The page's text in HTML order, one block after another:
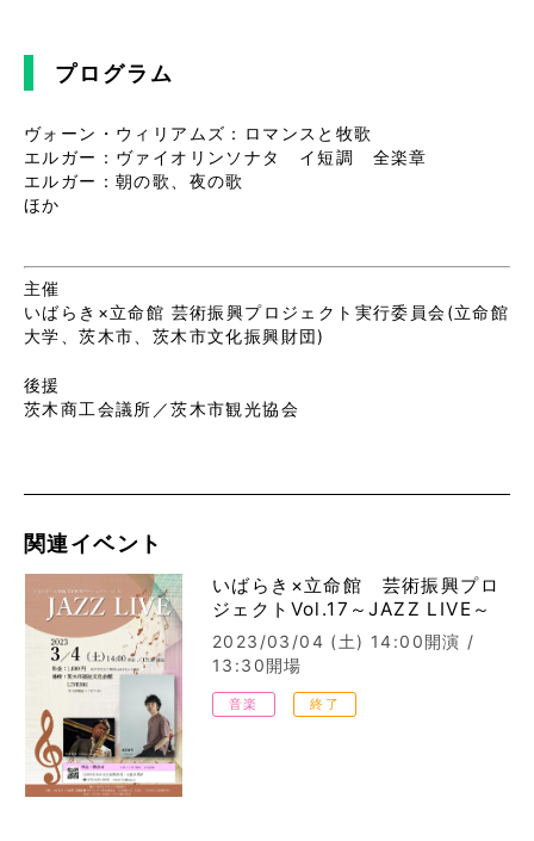
プログラム
ヴォーン・ウィリアムズ：ロマンスと牧歌
エルガー：ヴァイオリンソナタ　イ短調　全楽章
エルガー：朝の歌、夜の歌
ほか
主催
いばらき×立命館 芸術振興プロジェクト実行委員会(立命館
大学、茨木市、茨木市文化振興財団)
後援
茨木商工会議所／茨木市観光協会
関連イベント
いばらき×立命館 芸術振興プロ
ジェクトVol.17～JAZZ LIVE～
2023/03/04 (土) 14:00開演 /
13:30開場
音楽 終了